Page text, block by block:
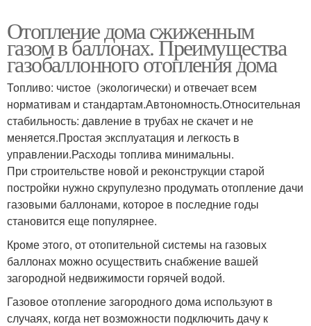
Отопление дома сжиженным
газом в баллонах. Преимущества
газобаллонного отопления дома
Топливо: чистое (экологически) и отвечает всем
нормативам и стандартам.Автономность.Относительная
стабильность: давление в трубах не скачет и не
меняется.Простая эксплуатация и легкость в
управлении.Расходы топлива минимальны.
При строительстве новой и реконструкции старой
постройки нужно скрупулезно продумать отопление дачи
газовыми баллонами, которое в последние годы
становится еще популярнее.
Кроме этого, от отопительной системы на газовых
баллонах можно осуществить снабжение вашей
загородной недвижимости горячей водой.
Газовое отопление загородного дома используют в
случаях, когда нет возможности подключить дачу к